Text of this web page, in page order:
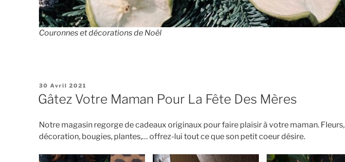
Couronnes et décorations de Noël
Publié
Le
30 Avril 2021
Gâtez Votre Maman Pour La Fête Des Mères
Notre magasin regorge de cadeaux originaux pour faire plaisir à votre maman. Fleurs,
décoration, bougies, plantes,… offrez-lui tout ce que son petit coeur désire.